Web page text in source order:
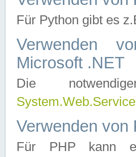
Für Python gibt es
Verwenden
Microsoft .NET
Die
Verwenden von
Für PHP kann